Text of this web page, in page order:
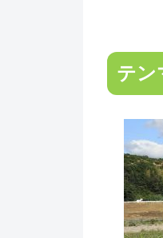
テン